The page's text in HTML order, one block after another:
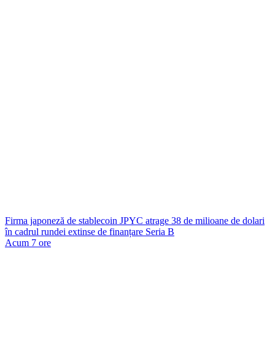
Firma japoneză de stablecoin JPYC atrage 38 de milioane de dolari
în cadrul rundei extinse de finanțare Seria B
Acum 7 ore